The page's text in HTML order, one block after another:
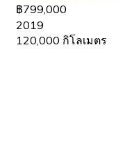
฿799,000
2019
120,000 กิโลเมตร